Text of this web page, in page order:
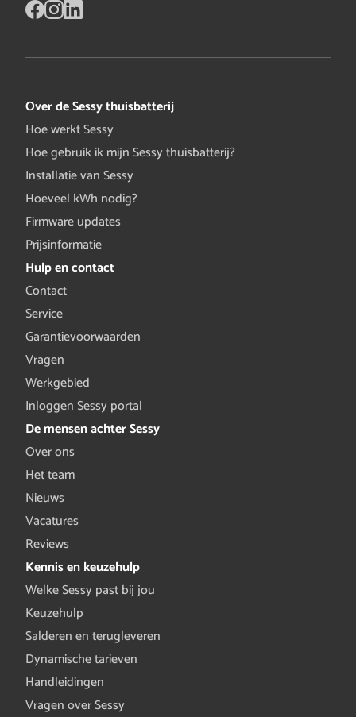
Over de Sessy thuisbatterij
Hoe werkt Sessy
Hoe gebruik ik mijn Sessy thuisbatterij?
Installatie van Sessy
Hoeveel kWh nodig?
Firmware updates
Prijsinformatie
Hulp en contact
Contact
Service
Garantievoorwaarden
Vragen
Werkgebied
Inloggen Sessy portal
De mensen achter Sessy
Over ons
Het team
Nieuws
Vacatures
Reviews
Kennis en keuzehulp
Welke Sessy past bij jou
Keuzehulp
Salderen en terugleveren
Dynamische tarieven
Handleidingen
Vragen over Sessy